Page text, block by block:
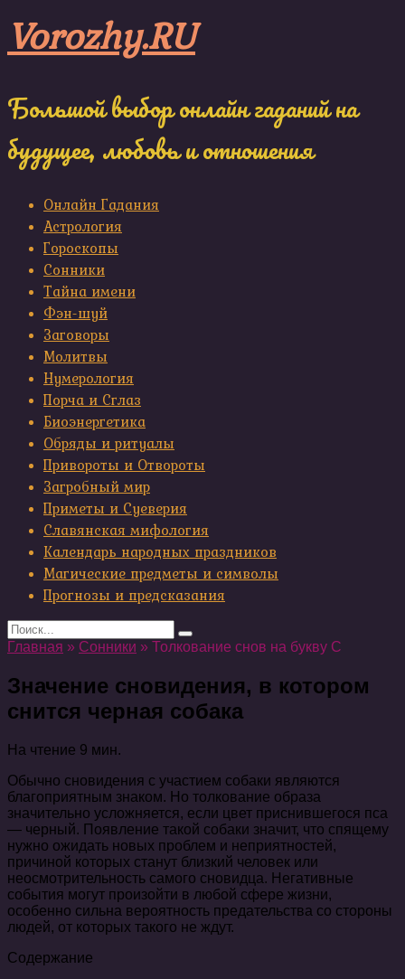
to
content
Vorozhy.RU
Большой выбор онлайн гаданий на
будущее, любовь и отношения
Онлайн Гадания
Астрология
Гороскопы
Сонники
Тайна имени
Фэн-шуй
Заговоры
Молитвы
Нумерология
Порча и Сглаз
Биоэнергетика
Обряды и ритуалы
Привороты и Отвороты
Загробный мир
Приметы и Суеверия
Славянская мифология
Календарь народных праздников
Магические предметы и символы
Прогнозы и предсказания
Search
for:
Главная » Сонники » Толкование снов на букву С
Значение сновидения, в котором
снится черная собака
На чтение 9 мин.
Обычно сновидения с участием собаки являются
благоприятным знаком. Но толкование образа
значительно усложняется, если цвет приснившегося пса
— черный. Появление такой собаки значит, что спящему
нужно ожидать новых проблем и неприятностей,
причиной которых станут близкий человек или
неосмотрительность самого сновидца. Негативные
события могут произойти в любой сфере жизни,
особенно сильна вероятность предательства со стороны
людей, от которых такого не ждут.
Содержание